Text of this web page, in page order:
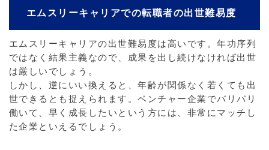
エムスリーキャリアでの転職者の出世難易度
エムスリーキャリアの出世難易度は高いです。年功序列
ではなく結果主義なので、成果を出し続けなければ出世
は厳しいでしょう。
しかし、逆にいい換えると、年齢が関係なく若くても出
世できるとも捉えられます。ベンチャー企業でバリバリ
働いて、早く成長したいという方には、非常にマッチし
た企業といえるでしょう。